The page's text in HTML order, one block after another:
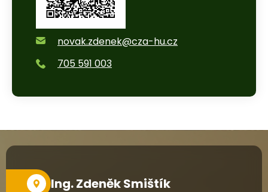
novak.zdenek@cza-hu.cz
705 591 003
Ing. Zdeněk Smištík